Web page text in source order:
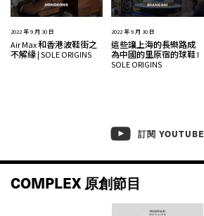
2022 年 9 月 30 日
Air Max 和香港波鞋街之
不解緣 | SOLE ORIGINS
2022 年 9 月 30 日
這些讓上海的長樂路成
為中國的里原宿的球鞋 I
SOLE ORIGINS
訂閱 YOUTUBE
COMPLEX 原創節目